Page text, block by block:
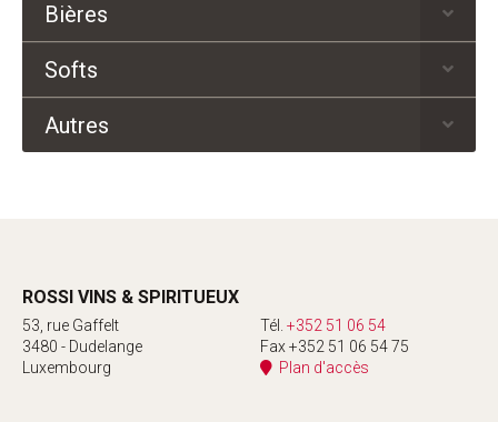
Bières
Softs
Autres
ROSSI VINS & SPIRITUEUX
53, rue Gaffelt
3480 - Dudelange
Luxembourg
Tél. +352 51 06 54
Fax +352 51 06 54 75
Plan d'accès